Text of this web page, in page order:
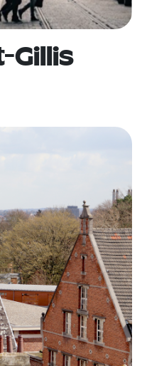
Gillis